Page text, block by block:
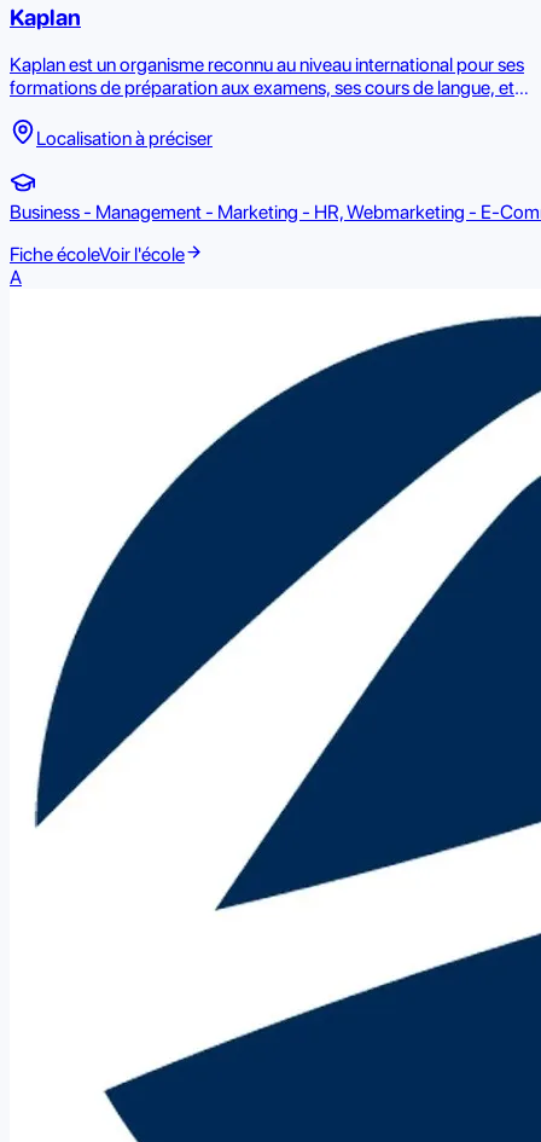
Kaplan
Kaplan est un organisme reconnu au niveau international pour ses
formations de préparation aux examens, ses cours de langue, et
mondiale, Kaplan aide les étudiants de tous âges et de tous
Localisation à préciser
Business - Management - Marketing - HR, Webmarketing - E-
Fiche écoleVoir l'école
A